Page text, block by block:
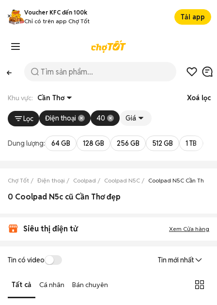
Voucher KFC đến 100k
Chỉ có trên app Chợ Tốt
Tải app
Khu vực: Cần Thơ Xoá lọc
Lọc Điện thoại 40 Giá
Dung lượng: 64 GB 128 GB 256 GB 512 GB 1 TB
Chợ Tốt Điện thoại Coolpad Coolpad N5C Coolpad N5C Cần Thơ
0 Coolpad N5c cũ Cần Thơ đẹp
Siêu thị điện tử Xem Cửa hàng
Tin có video Tin mới nhất
Tất cả Cá nhân Bán chuyên